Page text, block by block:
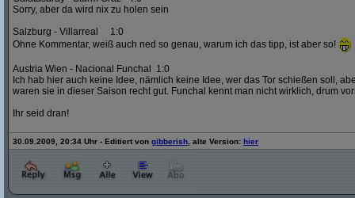
Sorry, aber da wird nix zu holen sein
Salzburg - Villarreal 1:0
Ohne Kommentar, weiß auch ned so genau, warum ich das tipp, ist aber so!
Austria Wien - Nacional Funchal 1:0
Ich hab hier auch keine Idee, nämlich keine Idee, wer das Tor schießen soll,
waren sie in dieser Saison recht gut. Funchal kennt man nicht wirklich, drum
Ihr seid dran!
30.09.2009, 20:34 Uhr - Editiert von gibberish , alte Version: hier